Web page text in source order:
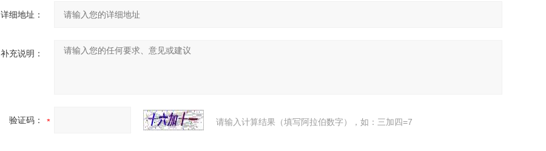
详细地址：
补充说明：
验证码： 请输入计算结果（填写阿拉伯数字），如：三加四=7